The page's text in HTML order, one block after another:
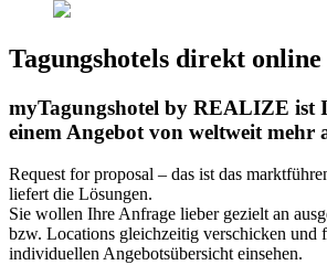
Tagungshotels direkt online
myTagungshotel by REALIZE ist
einem Angebot von weltweit mehr
Request for proposal – das ist das
liefert die Lösungen.
Sie wollen Ihre Anfrage lieber gezielt an
bzw. Locations gleichzeitig verschicken und
individuellen Angebotsübersicht einsehen.